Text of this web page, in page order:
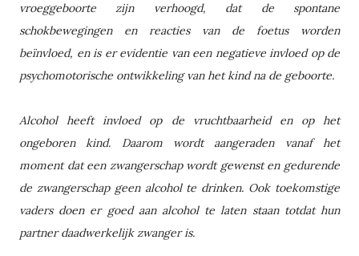
vroeggeboorte zijn verhoogd, dat de spontane
schokbewegingen en reacties van de foetus worden
beïnvloed, en is er evidentie van een negatieve invloed op de
psychomotorische ontwikkeling van het kind na de geboorte.
Alcohol heeft invloed op de vruchtbaarheid en op het
ongeboren kind. Daarom wordt aangeraden vanaf het
moment dat een zwangerschap wordt gewenst en gedurende
de zwangerschap geen alcohol te drinken. Ook toekomstige
vaders doen er goed aan alcohol te laten staan totdat hun
partner daadwerkelijk zwanger is.